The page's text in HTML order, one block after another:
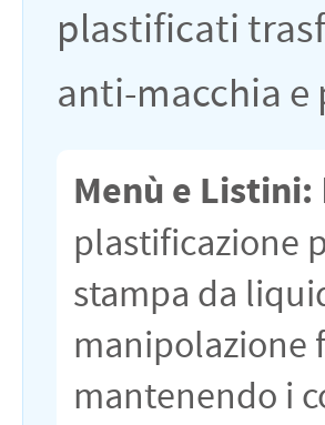
plastificati
anti-macchia
Menù e Listini:
plastificazione
stampa da
manipolazione
mantenendo i